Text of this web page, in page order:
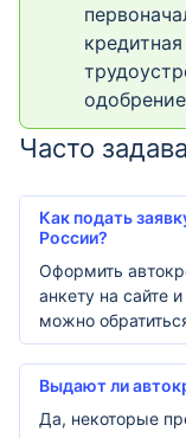
Часто
Как подать
России?
Оформить
анкету на сайте
можно
Выдают ли
Да, некоторые